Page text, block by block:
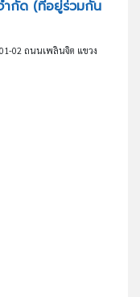
ำกัด (ที่อยู่ร่วมกัน
02 ถนนเพลินจิต แขวง